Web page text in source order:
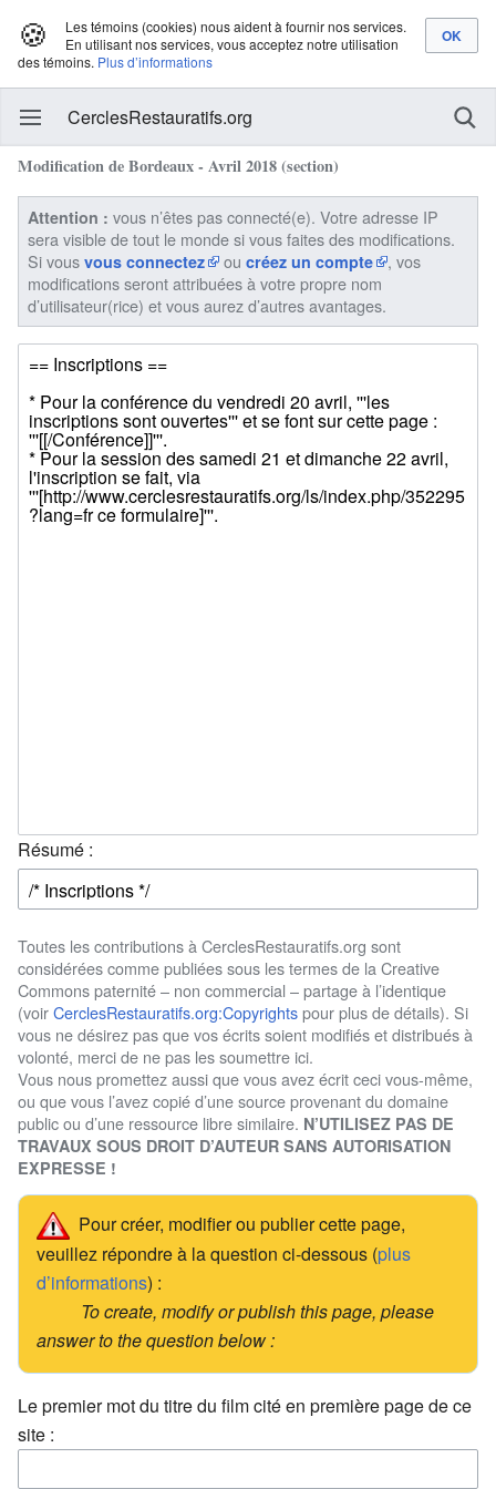
🍪
Les témoins (cookies) nous aident à fournir nos services.
En utilisant nos services, vous acceptez notre utilisation
des témoins. Plus d’informations
CerclesRestauratifs.org
Modification de Bordeaux - Avril 2018 (section)
Attention : vous n’êtes pas connecté(e). Votre adresse IP
sera visible de tout le monde si vous faites des modifications.
Si vous vous connectez ou créez un compte
, vos
modifications seront attribuées à votre propre nom
d’utilisateur(rice) et vous aurez d’autres avantages.
Résumé :
Toutes les contributions à CerclesRestauratifs.org sont
considérées comme publiées sous les termes de la Creative
Commons paternité – non commercial – partage à l’identique
(voirCerclesRestauratifs.org:Copyrightspour plus de détails). Si
vous ne désirez pas que vos écrits soient modifiés et distribués à
volonté, merci de ne pas les soumettre ici.
Vous nous promettez aussi que vous avez écrit ceci vous-même,
ou que vous l’avez copié d’une source provenant du domaine
public ou d’une ressource libre similaire. N’UTILISEZ PAS DE
TRAVAUX SOUS DROIT D’AUTEUR SANS AUTORISATION
EXPRESSE !
Pour créer, modifier ou publier cette page,
veuillez répondre à la question ci-dessous (plus
d’informations) :
To create, modify or publish this page, please
answer to the question below :
Le premier mot du titre du film cité en première page de ce
site :